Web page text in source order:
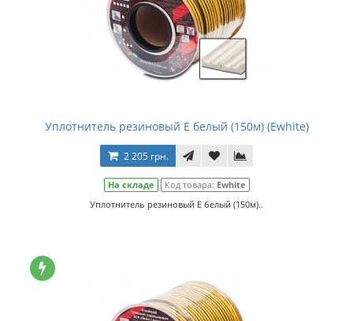
Уплотнитель резиновый E белый (150м) (Ewhite)
2 205 грн.
На складе Код товара: Ewhite
Уплотнитель резиновый E белый (150м)..